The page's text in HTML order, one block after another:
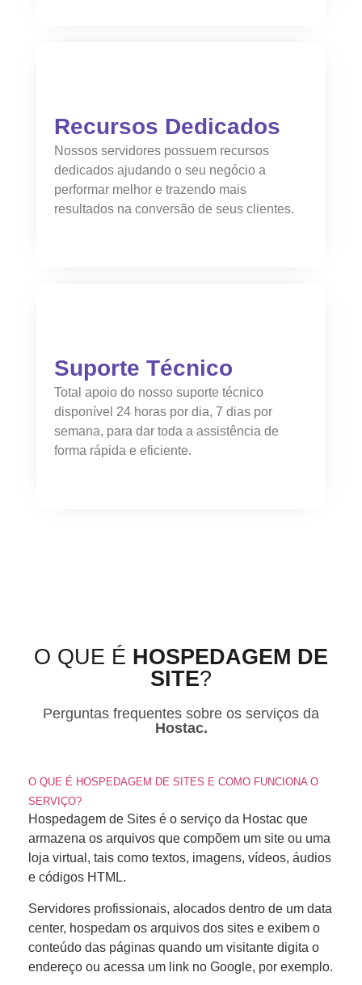
Recursos Dedicados
Nossos servidores possuem recursos
dedicados ajudando o seu negócio a
performar melhor e trazendo mais
resultados na conversão de seus clientes.
Suporte Técnico
Total apoio do nosso suporte técnico
disponível 24 horas por dia, 7 dias por
semana, para dar toda a assistência de
forma rápida e eficiente.
O QUE É HOSPEDAGEM DE
SITE?
Perguntas frequentes sobre os serviços da
Hostac.
O QUE É HOSPEDAGEM DE SITES E COMO FUNCIONA O
SERVIÇO?
Hospedagem de Sites é o serviço da Hostac que
armazena os arquivos que compõem um site ou uma
loja virtual, tais como textos, imagens, vídeos, áudios
e códigos HTML.
Servidores profissionais, alocados dentro de um data
center, hospedam os arquivos dos sites e exibem o
conteúdo das páginas quando um visitante digita o
endereço ou acessa um link no Google, por exemplo.